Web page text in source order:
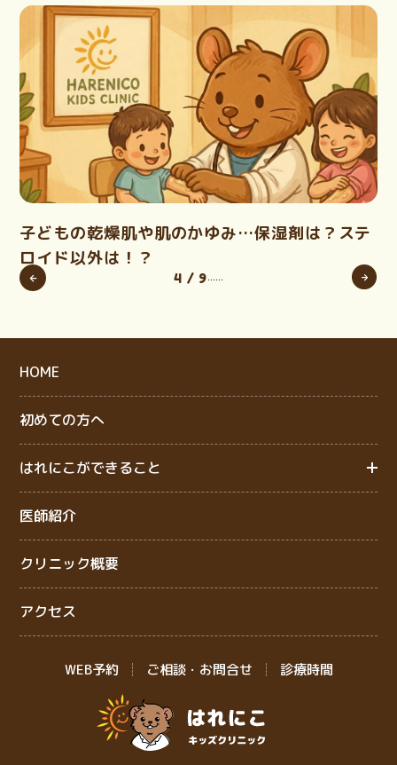
子どもの乾燥肌や肌のかゆみ…保湿剤は？ステ
ロイド以外は！？
4 / 9
HOME
初めての方へ
はれにこができること
医師紹介
クリニック概要
アクセス
WEB予約 ご相談・お問合せ 診療時間